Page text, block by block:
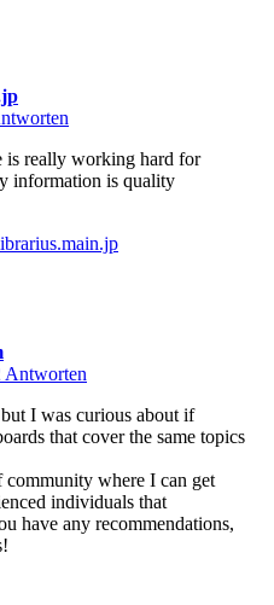
is really working hard for
information is quality
Antworten
I was curious about if
that cover the same topics
community where I can get
individuals that
have any recommendations,